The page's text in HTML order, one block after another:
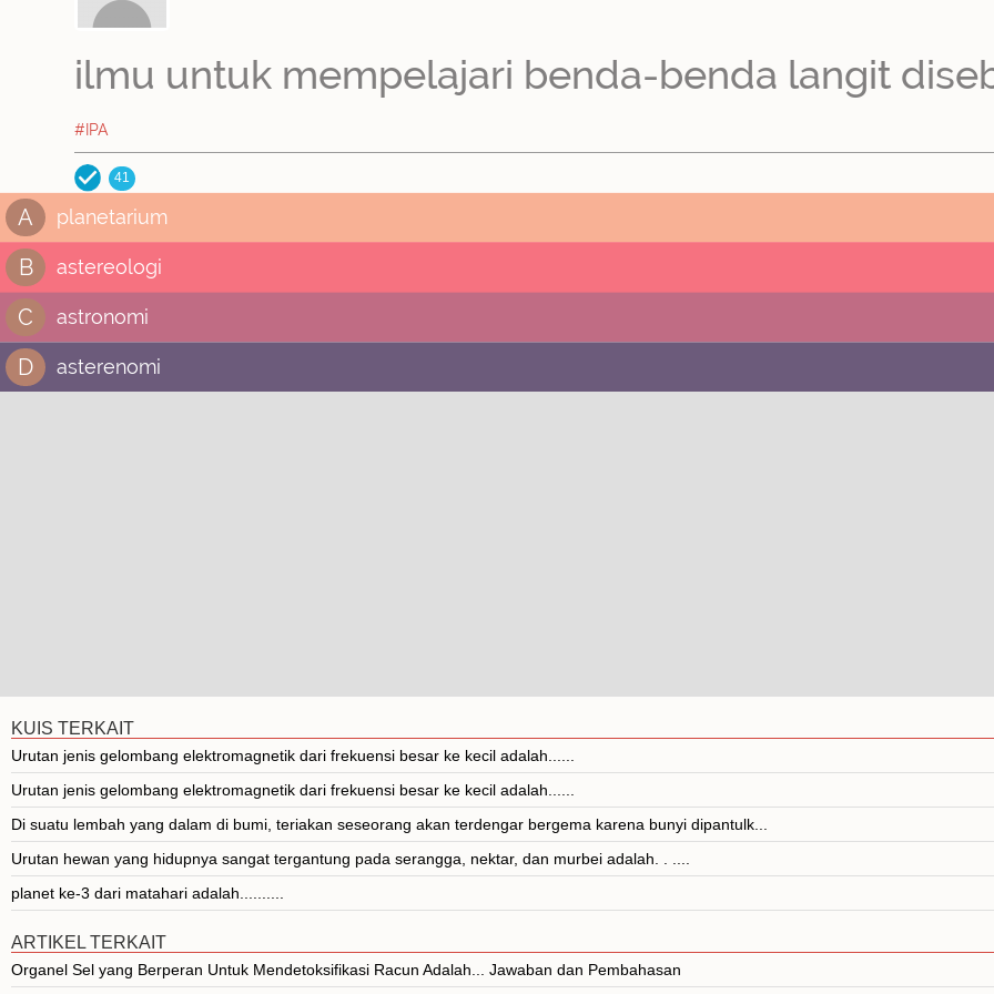
ilmu untuk mempelajari benda-benda langit
#IPA
41
A planetarium
B astereologi
C astronomi
D asterenomi
KUIS TERKAIT
Urutan jenis gelombang elektromagnetik dari frekuensi besar ke kecil adalah......
Urutan jenis gelombang elektromagnetik dari frekuensi besar ke kecil adalah......
Di suatu lembah yang dalam di bumi, teriakan seseorang akan terdengar bergema karena bunyi dipantulk...
Urutan hewan yang hidupnya sangat tergantung pada serangga, nektar, dan murbei adalah. . ....
planet ke-3 dari matahari adalah..........
ARTIKEL TERKAIT
Organel Sel yang Berperan Untuk Mendetoksifikasi Racun Adalah... Jawaban dan Pembahasan